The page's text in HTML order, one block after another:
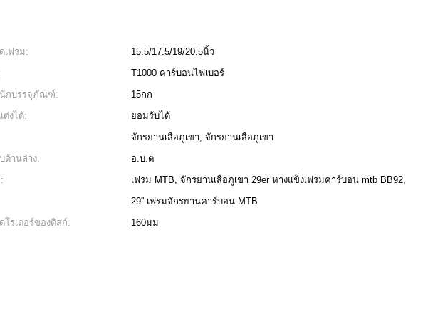
เฟรม:
15.5/17.5/19/20.5นิ้ว
T1000 คาร์บอนไฟเบอร์
กบรรจุภัณฑ์:
15กก
ต่งได้:
ยอมรับได้
จักรยานเสือภูเขา, จักรยานเสือภูเขา
บด้านล่าง:
อ.บ.ต
เฟรม MTB, จักรยานเสือภูเขา 29er หางแข็งเฟรมคาร์บอน mtb BB92,
29'' เฟรมจักรยานคาร์บอน MTB
โรเตอร์ของดิสก์: 160มม